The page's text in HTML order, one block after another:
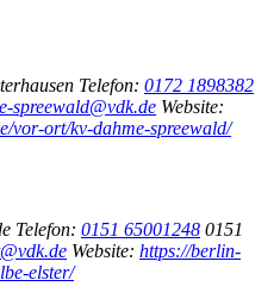
Telefon: 0172 1898382
spreewald@vdk.de Website:
vor-ort/kv-dahme-spreewald/
Telefon: 0151 65001248 0151
Website: https://berlin-
elster/